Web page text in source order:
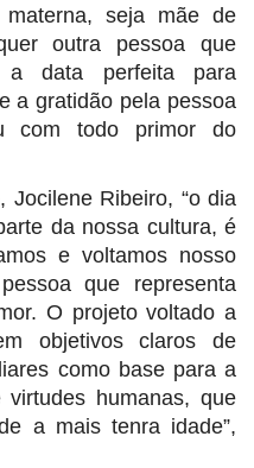
materna, seja mãe de
outra pessoa que
data perfeita para
a gratidão pela pessoa
com todo primor do
Jocilene Ribeiro, “o dia
da nossa cultura, é
e voltamos nosso
que representa
O projeto voltado a
objetivos claros de
como base para a
humanas, que
a mais tenra idade”,